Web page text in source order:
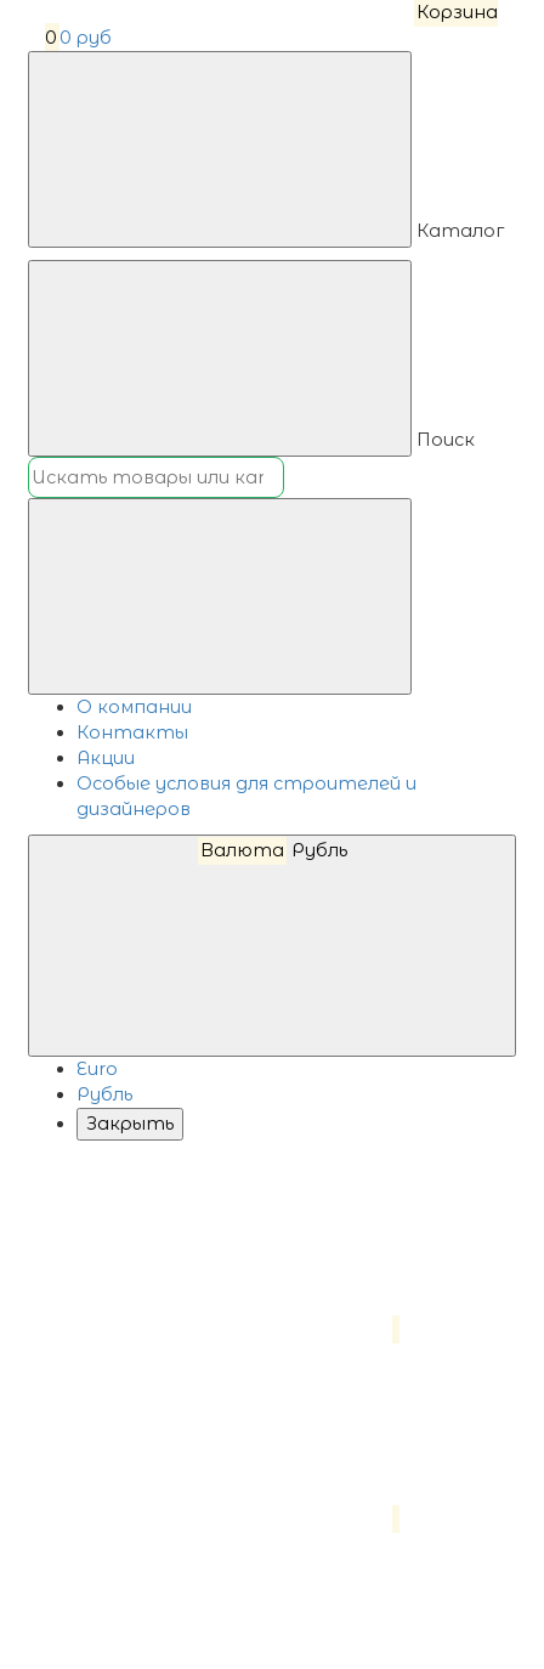
Корзина
0 0 руб
Каталог
Поиск
О компании
Контакты
Акции
Особые условия для строителей и
дизайнеров
Валюта Рубль
Euro
Рубль
Закрыть